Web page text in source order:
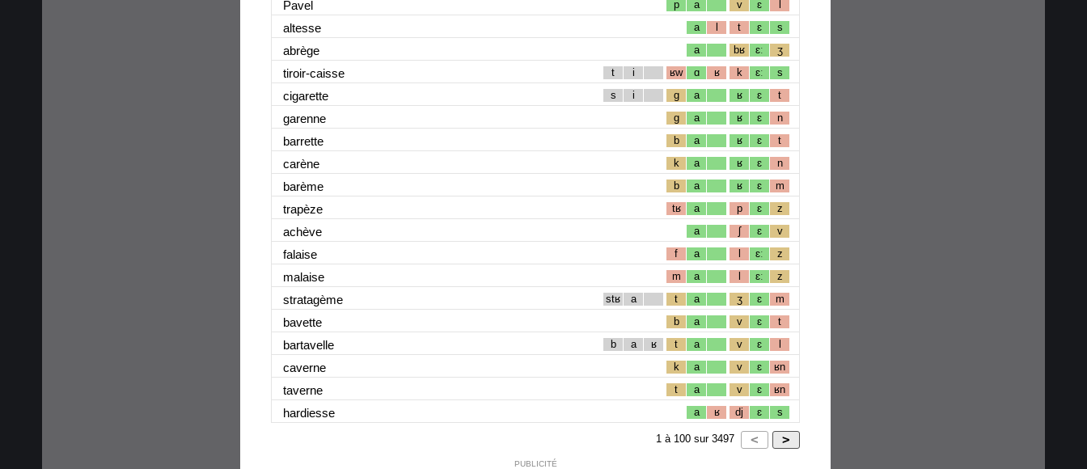
Pavel p a v ɛ l
altesse a l t ɛ s
abrège a bʁ ɛː ʒ
tiroir-caisse t i ʁw ɑ ʁ k ɛː s
cigarette s i g a ʁ ɛ t
garenne g a ʁ ɛ n
barrette b a ʁ ɛ t
carène k a ʁ ɛ n
barème b a ʁ ɛ m
trapèze tʁ a p ɛ z
achève a ʃ ɛ v
falaise f a l ɛː z
malaise m a l ɛː z
stratagème stʁ a t a ʒ ɛ m
bavette b a v ɛ t
bartavelle b a ʁ t a v ɛ l
caverne k a v ɛ ʁn
taverne t a v ɛ ʁn
hardiesse a ʁ dj ɛ s
1 à 100 sur 3497
PUBLICITÉ